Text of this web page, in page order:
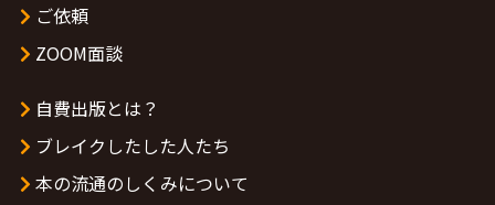
ご依頼
ZOOM面談
自費出版とは？
ブレイクしたした人たち
本の流通のしくみについて